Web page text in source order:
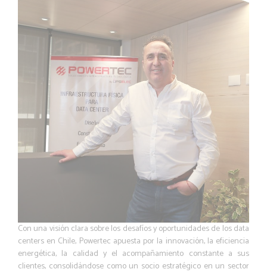
Con una visión clara sobre los desafíos y oportunidades de los data
centers en Chile, Powertec apuesta por la innovación, la eficiencia
energética, la calidad y el acompañamiento constante a sus
clientes, consolidándose como un socio estratégico en un sector